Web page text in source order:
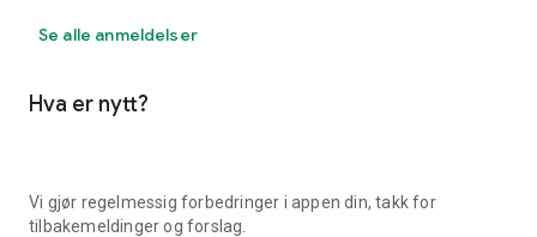
Se alle anmeldelser
Hva er nytt?
Vi gjør regelmessig forbedringer i appen din, takk for
tilbakemeldinger og forslag.